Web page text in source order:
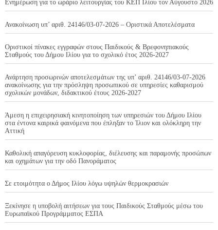
Ενημέρωση για το ωράριο λειτουργίας του ΚΕΠ Ιλίου τον Αύγουστο 2026
Ανακοίνωση υπ’ αριθ. 24146/03-07-2026 – Οριστικά Αποτελέσματα
Οριστικοί πίνακες εγγραφών στους Παιδικούς & Βρεφονηπιακούς
Σταθμούς του Δήμου Ιλίου για το σχολικό έτος 2026-2027
Ανάρτηση προσωρινών αποτελεσμάτων της υπ’ αριθ. 24146/03-07-2026
ανακοίνωσης για την πρόσληψη προσωπικού σε υπηρεσίες καθαρισμού
σχολικών μονάδων, διδακτικού έτους 2026-2027
Άμεση η επιχειρησιακή κινητοποίηση των υπηρεσιών του Δήμου Ιλίου
στα έντονα καιρικά φαινόμενα που έπληξαν το Ίλιον και ολόκληρη την
Αττική
Καθολική απαγόρευση κυκλοφορίας, διέλευσης και παραμονής προσώπων
και οχημάτων για την οδό Πανοράματος
Σε ετοιμότητα ο Δήμος Ιλίου λόγω υψηλών θερμοκρασιών
Ξεκίνησε η υποβολή αιτήσεων για τους Παιδικούς Σταθμούς μέσω του
Ευρωπαϊκού Προγράμματος ΕΣΠΑ